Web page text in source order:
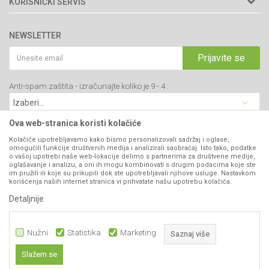
34000 Kragujevac, Srbija
webshop@agromarket.rs
PIB: 102135221
Matični broj: 07593252
Prodavnice
Brendovi
Katalozi
Blog
Najčešća pitanja
Politika privatnosti
Kako kupiti
Isporuka
Click & Collect
Načini plaćanja
Plaćanje karticama
Web kredit Raiffeisen banke
Pravo na odustajanje
Reklamacije
Zamena artikala
NEWSLETTER
Prijavite se
Anti-spam zaštita - izračunajte koliko je 9 - 4 :
VIBER I SMS NEWSLETTER
Prijavite se
PRATITE NAS
Ova web-stranica koristi kolačiće
Kolačiće upotrebljavamo kako bismo personalizovali sadržaj i oglase,
omogućili funkcije društvenih medija i analizirali saobraćaj. Isto tako, podatke
o vašoj upotrebi naše web-lokacije delimo s partnerima za društvene medije,
oglašavanje i analizu, a oni ih mogu kombinovati s drugim podacima koje ste
im pružili ili koje su prikupili dok ste upotrebljavali njihove usluge. Nastavkom
korišćenja naših internet stranica vi prihvatate našu upotrebu kolačića.
Detaljnije
Nužni Statistika Marketing Saznaj više
Slažem se